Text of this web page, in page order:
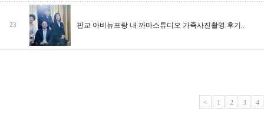
23 판교 아비뉴프랑 내 까마스튜디오 가족사진촬영 후기..
< 1 2 3 4